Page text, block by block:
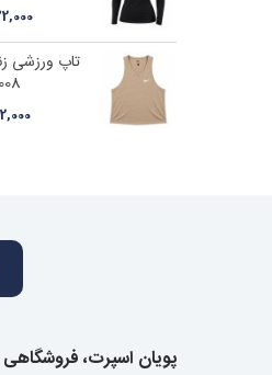
تاپ ورزشی
پویان اسپرت،